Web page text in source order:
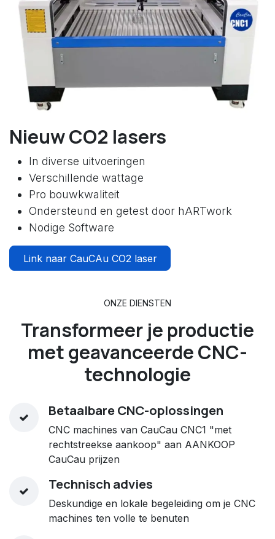
Nieuw CO2 lasers
In diverse uitvoeringen
Verschillende wattage
Pro bouwkwaliteit
Ondersteund en getest door hARTwork
Nodige Software
Link naar CauCAu CO2 laser
ONZE DIENSTEN
Transformeer je productie
met geavanceerde CNC-
technologie
Betaalbare CNC-oplossingen
CNC machines van CauCau CNC1 "met
rechtstreekse aankoop" aan AANKOOP
CauCau prijzen
Technisch advies
Deskundige en lokale begeleiding om je CNC
machines ten volle te benuten